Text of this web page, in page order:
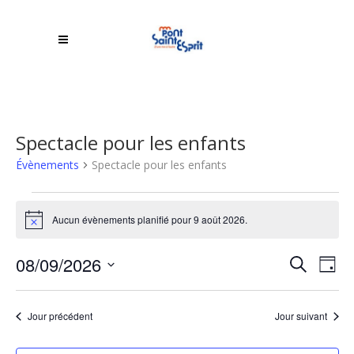
Spectacle pour les enfants
Évènements Spectacle pour les enfants
Évènements
for
9
août
2026
Notice Aucun évènements planifié pour 9 août 2026.
et
Recherche
DE
Jour
08/09/2026
Sélectionnez
Jour précédent Jour suivant